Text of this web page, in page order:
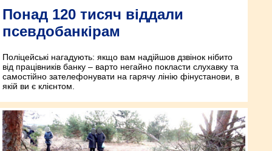
Понад 120 тисяч віддали
псевдобанкірам
Поліцейські нагадують: якщо вам надійшов дзвінок нібито
від працівників банку – варто негайно покласти слухавку та
самостійно зателефонувати на гарячу лінію фінустанови, в
якій ви є клієнтом.